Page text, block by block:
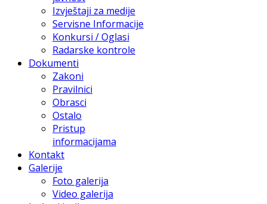
Izvještaji za medije
Servisne Informacije
Konkursi / Oglasi
Radarske kontrole
Dokumenti
Zakoni
Pravilnici
Obrasci
Ostalo
Pristup
informacijama
Kontakt
Galerije
Foto galerija
Video galerija